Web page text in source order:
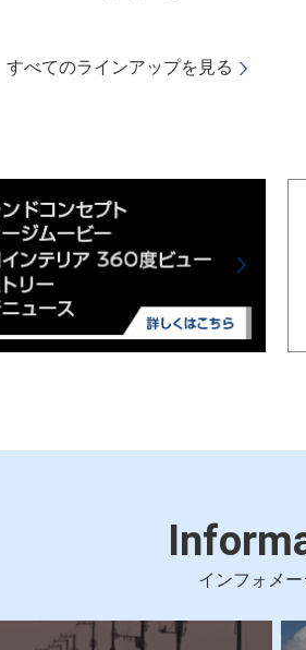
すべてのラインアップを見る
インフォメ